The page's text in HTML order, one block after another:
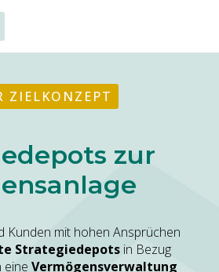
ZIELKONZEPT
zur
Kunden mit hohen Ansprüchen
Strategiedepots in Bezug
eine Vermögensverwaltung